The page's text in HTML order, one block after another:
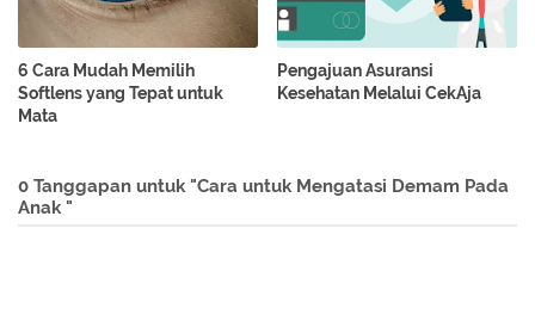
6 Cara Mudah Memilih
Softlens yang Tepat untuk
Mata
Pengajuan Asuransi
Kesehatan Melalui CekAja
0 Tanggapan untuk "Cara untuk Mengatasi Demam Pada
Anak "